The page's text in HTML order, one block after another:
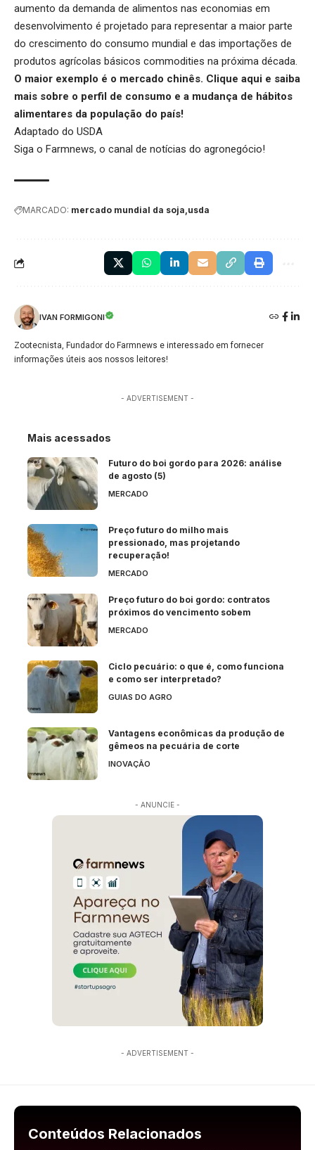
aumento da demanda de alimentos nas economias em
desenvolvimento é projetado para representar a maior parte
do crescimento do consumo mundial e das importações de
produtos agrícolas básicos commodities na próxima década.
O maior exemplo é o mercado chinês. Clique aqui e saiba
mais sobre o perfil de consumo e a mudança de hábitos
alimentares da população do país!
Adaptado do USDA
Siga o Farmnews, o canal de notícias do agronegócio!
MARCADO: mercado mundial da soja usda
IVAN FORMIGONI
Zootecnista, Fundador do Farmnews e interessado em fornecer
informações úteis aos nossos leitores!
- ADVERTISEMENT -
Mais acessados
Futuro do boi gordo para 2026: análise
de agosto (5)
MERCADO
Preço futuro do milho mais
pressionado, mas projetando
recuperação!
MERCADO
Preço futuro do boi gordo: contratos
próximos do vencimento sobem
MERCADO
Ciclo pecuário: o que é, como funciona
e como ser interpretado?
GUIAS DO AGRO
Vantagens econômicas da produção de
gêmeos na pecuária de corte
INOVAÇÃO
- ANUNCIE -
- ADVERTISEMENT -
Conteúdos Relacionados